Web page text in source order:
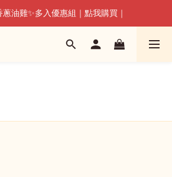
油雞✨多入優惠組｜點我購買｜
油雞✨多入優惠組｜點我購買｜
餐組｜快速擁有，兩人雙享｜